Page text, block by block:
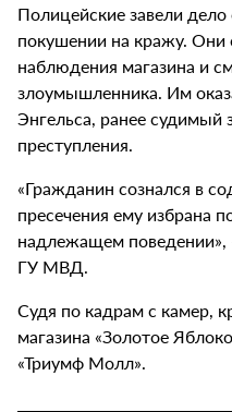
Полицейские завели
покушении на кражу. Они
наблюдения магазина и
злоумышленника. Им
Энгельса, ранее судимый
преступления.
«Гражданин сознался в
пресечения ему избрана
надлежащем поведении»,
ГУ МВД.
Судя по кадрам с камер,
магазина «Золотое
«Триумф Молл».